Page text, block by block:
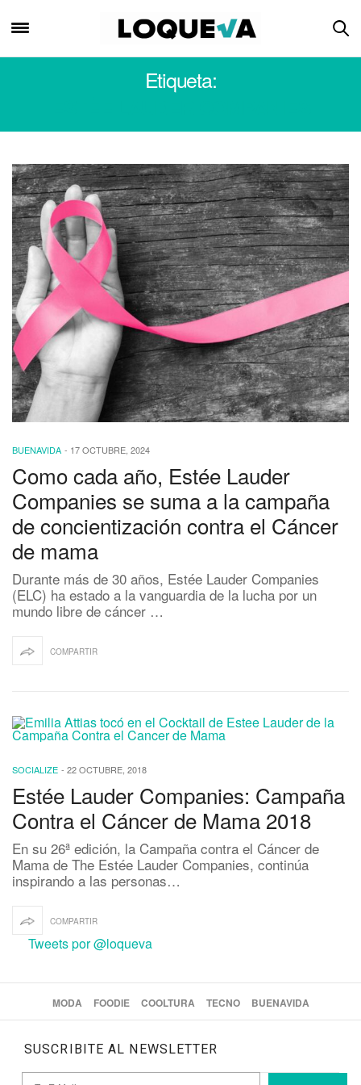
Etiqueta:
BUENAVIDA - 17 OCTUBRE, 2024
Como cada año, Estée Lauder
Companies se suma a la campaña
de concientización contra el Cáncer
de mama
Durante más de 30 años, Estée Lauder Companies
(ELC) ha estado a la vanguardia de la lucha por un
mundo libre de cáncer …
COMPARTIR
SOCIALIZE - 22 OCTUBRE, 2018
Estée Lauder Companies: Campaña
Contra el Cáncer de Mama 2018
En su 26ª edición, la Campaña contra el Cáncer de
Mama de The Estée Lauder Companies, continúa
inspirando a las personas…
COMPARTIR
Tweets por @loqueva
MODA FOODIE COOLTURA TECNO BUENAVIDA
SUSCRIBITE AL NEWSLETTER